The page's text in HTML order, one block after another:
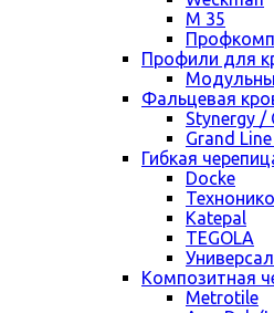
М 35
Профили для
Фальцевая
Stynergy /
Grand
Гибкая
Docke
Katepal
TEGOLA
Композитная
Metrotile